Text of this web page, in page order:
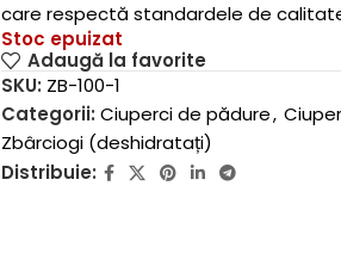
care respectă standardele de
Stoc epuizat
Adaugă la favorite
SKU: ZB-100-1
Categorii: Ciuperci de pădure,
Zbârciogi (deshidratați)
Distribuie: